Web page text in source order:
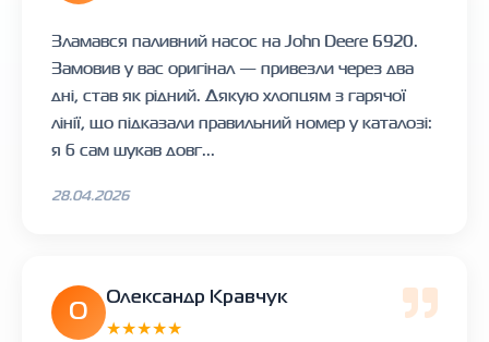
Зламався паливний насос на John Deere 6920.
Замовив у вас оригінал — привезли через два
дні, став як рідний. Дякую хлопцям з гарячої
лінії, що підказали правильний номер у каталозі:
я б сам шукав довг...
28.04.2026
О
Олександр Кравчук
★★★★★